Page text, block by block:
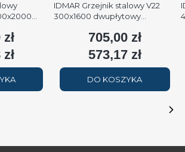
biały
IDMAR Grzejnik stalowy V22
300x1600 dwupłytowy
(90/70/20°C) biały RAL9016
Cena
705,00 zł
Cena
573,17 zł
DO KOSZYKA